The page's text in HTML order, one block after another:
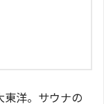
洋。サウナの